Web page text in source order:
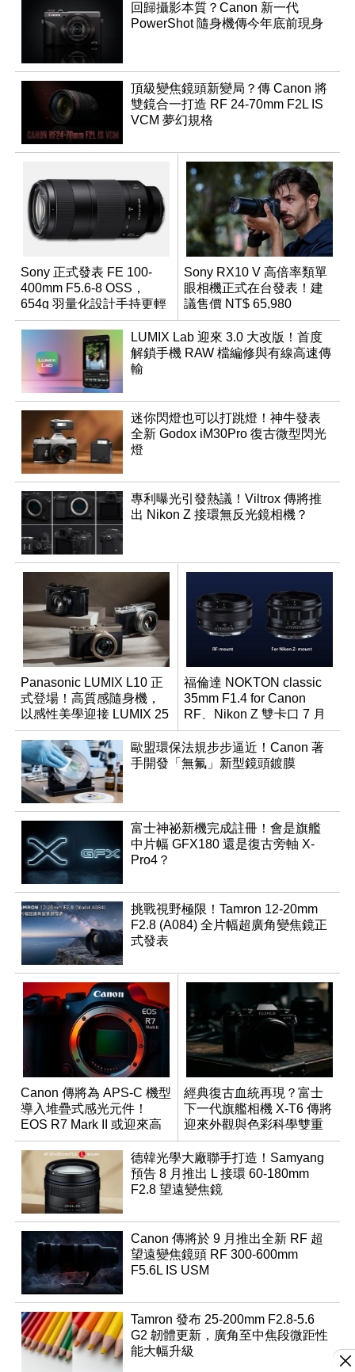
回歸攝影本質？Canon 新一代
PowerShot 隨身機傳今年底前現身
頂級變焦鏡頭新變局？傳 Canon 將
雙鏡合一打造 RF 24-70mm F2L IS
VCM 夢幻規格
Sony 正式發表 FE 100-
400mm F5.6-8 OSS，
654g 羽量化設計手持更輕
鬆
Sony RX10 V 高倍率類單
眼相機正式在台發表！建
議售價 NT$ 65,980
LUMIX Lab 迎來 3.0 大改版！首度
解鎖手機 RAW 檔編修與有線高速傳
輸
迷你閃燈也可以打跳燈！神牛發表
全新 Godox iM30Pro 復古微型閃光
燈
專利曝光引發熱議！Viltrox 傳將推
出 Nikon Z 接環無反光鏡相機？
Panasonic LUMIX L10 正
式登場！高質感隨身機，
以感性美學迎接 LUMIX 25
週年
福倫達 NOKTON classic
35mm F1.4 for Canon
RF、Nikon Z 雙卡口 7 月
同步登台
歐盟環保法規步步逼近！Canon 著
手開發「無氟」新型鏡頭鍍膜
富士神祕新機完成註冊！會是旗艦
中片幅 GFX180 還是復古旁軸 X-
Pro4？
挑戰視野極限！Tamron 12-20mm
F2.8 (A084) 全片幅超廣角變焦鏡正
式發表
Canon 傳將為 APS-C 機型
導入堆疊式感光元件！
EOS R7 Mark II 或迎來高
速讀出升級
經典復古血統再現？富士
下一代旗艦相機 X-T6 傳將
迎來外觀與色彩科學雙重
優化
德韓光學大廠聯手打造！Samyang
預告 8 月推出 L 接環 60-180mm
F2.8 望遠變焦鏡
Canon 傳將於 9 月推出全新 RF 超
望遠變焦鏡頭 RF 300-600mm
F5.6L IS USM
Tamron 發布 25-200mm F2.8-5.6
G2 韌體更新，廣角至中焦段微距性
能大幅升級